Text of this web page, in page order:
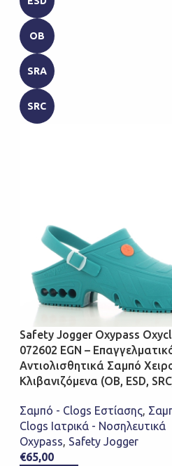
OB
SRA
SRC
Safety Jogger Oxypass
072602 EGN –
Αντιολισθητικά Σαμπό
Κλιβανιζόμενα (OB, ESD,
Σαμπό - Clogs Εστίασης,
Clogs Ιατρικά - Νοσηλευτικά
Oxypass Safety Jogger
€65,00